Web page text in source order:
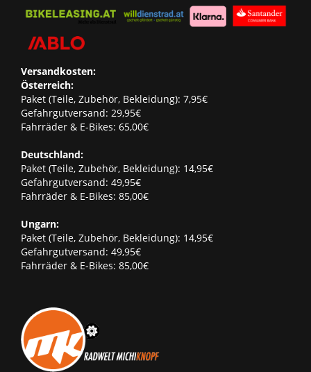
Versandkosten:
Österreich:
Paket (Teile, Zubehör, Bekleidung): 7,95€
Gefahrgutversand: 29,95€
Fahrräder & E-Bikes: 65,00€
Deutschland:
Paket (Teile, Zubehör, Bekleidung): 14,95€
Gefahrgutversand: 49,95€
Fahrräder & E-Bikes: 85,00€
Ungarn:
Paket (Teile, Zubehör, Bekleidung): 14,95€
Gefahrgutversand: 49,95€
Fahrräder & E-Bikes: 85,00€